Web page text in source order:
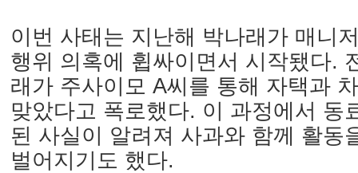
이번 사태는 지난해 박나래가 매니
행위 의혹에 휩싸이면서 시작됐다.
래가 주사이모 A씨를 통해 자택과
맞았다고 폭로했다. 이 과정에서 동
된 사실이 알려져 사과와 함께 활동
벌어지기도 했다.